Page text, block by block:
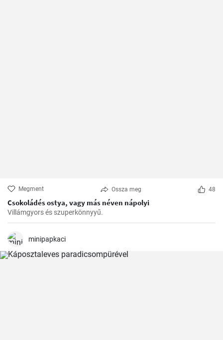
Megment Ossza meg 48
Csokoládés ostya, vagy más néven nápolyi
Villámgyors és szuperkönnyyű.
minipapkaci